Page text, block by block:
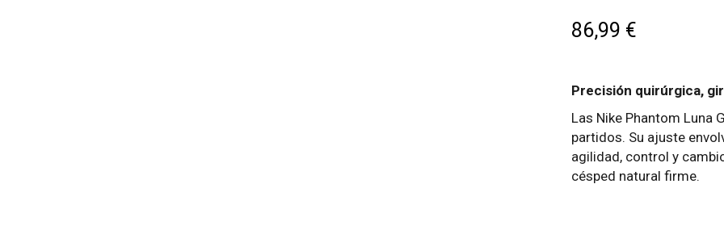
86,99 €
Precisión quirúrgica,
Las Nike Phantom Luna
partidos. Su ajuste
agilidad, control y
césped natural firme.